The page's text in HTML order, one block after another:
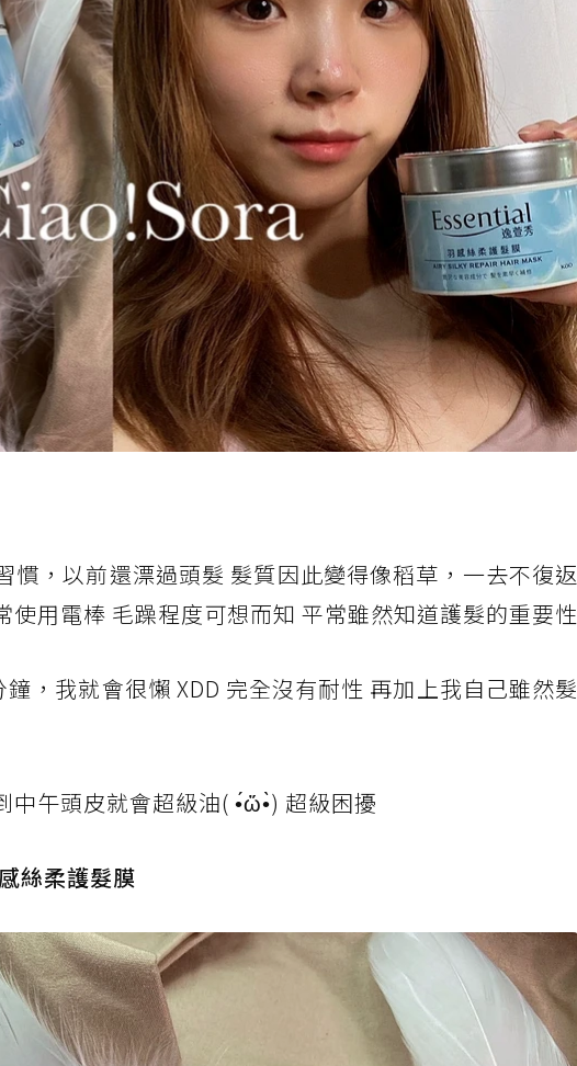
慣，以前還漂過頭髮 髮質因此變得像稻草，一去不復返
用電棒 毛躁程度可想而知 平常雖然知道護髮的重要性
，我就會很懶 XDD 完全沒有耐性 再加上我自己雖然髮
午頭皮就會超級油( •́ὤ•̀) 超級困擾
絲柔護髮膜